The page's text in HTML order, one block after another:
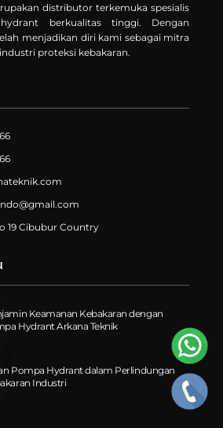
distributor terkemuka spesialis
berkualitas tinggi. Dengan
menjadikan diri kami sebagai mitra
proteksi kebakaran.
19 Cibubur Country
Keamanan Kebakaran dengan
Hydrant Arkana Teknik
Pompa Hydrant dalam Perlindungan
Industri